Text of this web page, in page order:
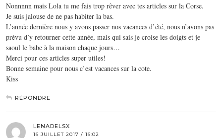
Nonnnnn mais Lola tu me fais trop rêver avec tes articles sur la Corse.
Je suis jalouse de ne pas habiter la bas.
L’année dernière nous y avons passer nos vacances d’été, nous n’avons pas
prévu d’y retourner cette année, mais qui sais je croise les doigts et je
saoul le babe à la maison chaque jours…
Merci pour ces articles super utiles!
Bonne semaine pour nous c’est vacances sur la cote.
Kiss
RÉPONDRE
LENADELSX
16 JUILLET 2017 / 16:02